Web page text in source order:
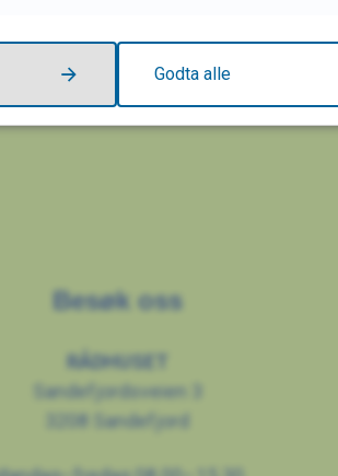
Besøk oss
RÅDHUSET
Sandefjordsveien 3
3208 Sandefjord
Godta alle